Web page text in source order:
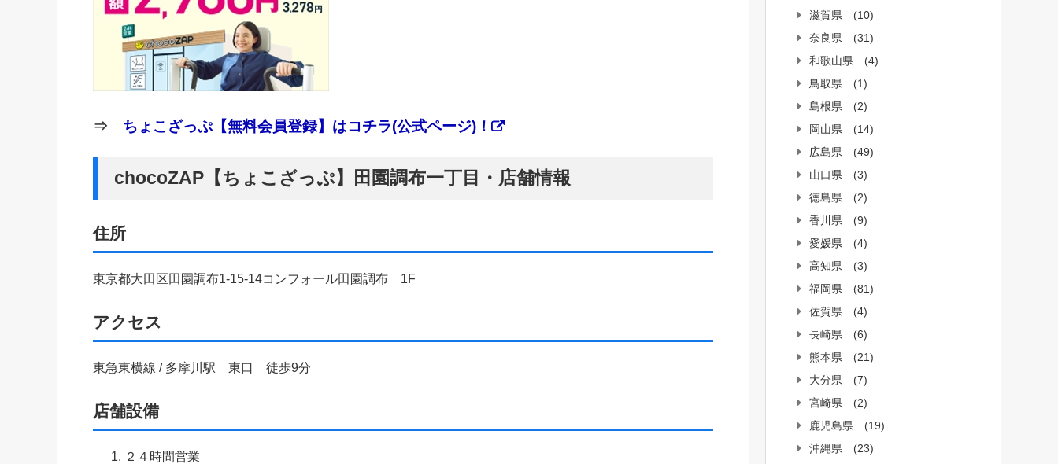
⇒ ちょこざっぷ【無料会員登録】はコチラ(公式ページ)！
chocoZAP【ちょこざっぷ】田園調布一丁目・店舗情報
住所
東京都大田区田園調布1-15-14コンフォール田園調布 1F
アクセス
東急東横線 / 多摩川駅 東口 徒歩9分
店舗設備
２４時間営業
滋賀県
(10)
奈良県
(31)
和歌山県
(4)
鳥取県
(1)
島根県
(2)
岡山県
(14)
広島県
(49)
山口県
(3)
徳島県
(2)
香川県
(9)
愛媛県
(4)
高知県
(3)
福岡県
(81)
佐賀県
(4)
長崎県
(6)
熊本県
(21)
大分県
(7)
宮崎県
(2)
鹿児島県
(19)
沖縄県
(23)